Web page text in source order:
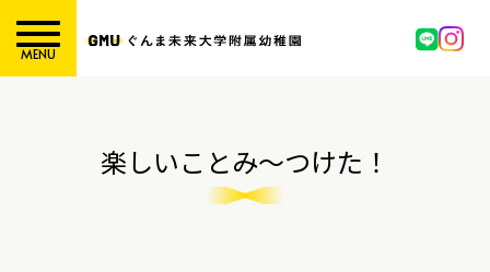
MENU
楽しいことみ～つけた！